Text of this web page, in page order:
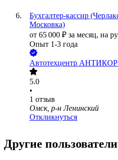
Бухгалтер-кассир
Московка)
от 65 000 ₽ за месяц, на
Опыт 1-3 года
Автотехцентр
5.0
•
1 отзыв
Омск, р-н Ленинский
Откликнуться
Другие